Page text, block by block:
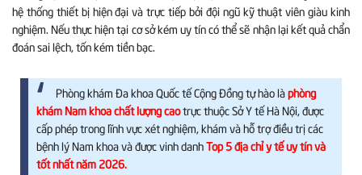
hệ thống thiết bị hiện đại và trực tiếp bởi đội ngũ kỹ thuật viên giàu kinh
nghiệm. Nếu thực hiện tại cơ sở kém uy tín có thể sẽ nhận lại kết quả chẩn
đoán sai lệch, tốn kém tiền bạc.
Phòng khám Đa khoa Quốc tế Cộng Đồng tự hào làphòng
khám Nam khoa chất lượng caotrực thuộc Sở Y tế Hà Nội, được
cấp phép trong lĩnh vực xét nghiệm, khám và hỗ trợ điều trị các
bệnh lý Nam khoa và được vinh danhTop 5 địa chỉ y tế uy tín và
tốt nhất năm 2026.